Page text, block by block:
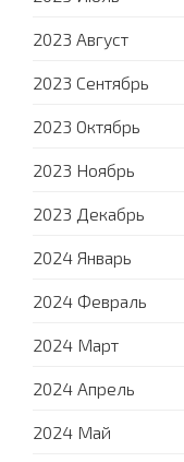
2023 Август
2023 Сентябрь
2023 Октябрь
2023 Ноябрь
2023 Декабрь
2024 Январь
2024 Февраль
2024 Март
2024 Апрель
2024 Май